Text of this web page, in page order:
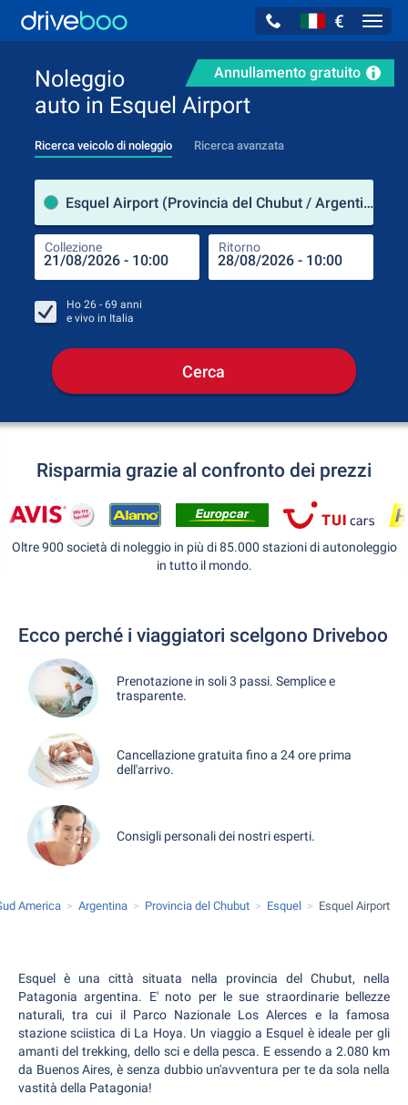
€
Annullamento gratuito
Noleggio
auto in Esquel Airport
Ricerca veicolo di noleggio Ricerca avanzata
Esquel Airport (Provincia del Chubut / Argentina)
Collezione Ritorno
Ho 26 - 69 anni
e vivo in Italia
Cerca
Risparmia grazie al confronto dei prezzi
Oltre 900 società di noleggio in più di 85.000 stazioni di autonoleggio
in tutto il mondo.
Ecco perché i viaggiatori scelgono Driveboo
Prenotazione in soli 3 passi. Semplice e
trasparente.
Cancellazione gratuita fino a 24 ore prima
dell'arrivo.
Consigli personali dei nostri esperti.
America Argentina Provincia del Chubut Esquel Esquel Airport
Esquel è una città situata nella provincia del Chubut, nella
Patagonia argentina. E' noto per le sue straordinarie bellezze
naturali, tra cui il Parco Nazionale Los Alerces e la famosa
stazione sciistica di La Hoya. Un viaggio a Esquel è ideale per gli
amanti del trekking, dello sci e della pesca. E essendo a 2.080 km
da Buenos Aires, è senza dubbio un'avventura per te da sola nella
vastità della Patagonia!